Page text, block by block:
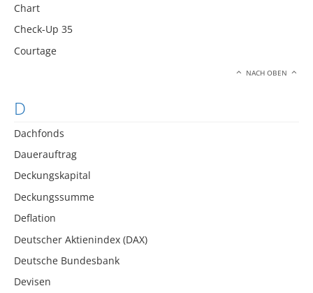
Chart
Check-Up 35
Courtage
NACH OBEN
D
Dachfonds
Dauerauftrag
Deckungskapital
Deckungssumme
Deflation
Deutscher Aktienindex (DAX)
Deutsche Bundesbank
Devisen